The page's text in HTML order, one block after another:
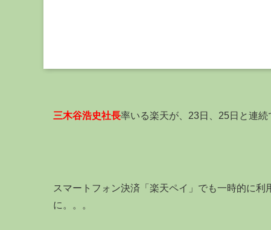
三木谷浩史社長率いる楽天が、23日、25日と連続
スマートフォン決済「楽天ペイ」でも一時的に
に。。。